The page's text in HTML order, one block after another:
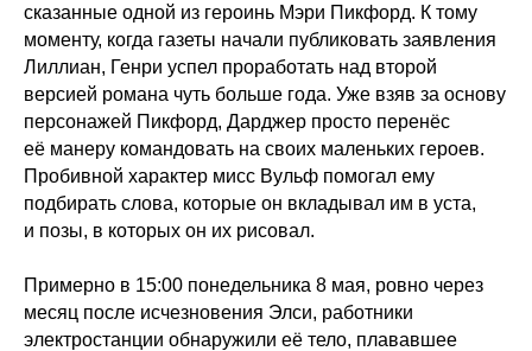
сказанные одной из героинь Мэри Пикфорд. К тому
моменту, когда газеты начали публиковать заявления
Лиллиан, Генри успел проработать над второй
версией романа чуть больше года. Уже взяв за основу
персонажей Пикфорд, Дарджер просто перенёс
её манеру командовать на своих маленьких героев.
Пробивной характер мисс Вульф помогал ему
подбирать слова, которые он вкладывал им в уста,
и позы, в которых он их рисовал.
Примерно в 15:00 понедельника 8 мая, ровно через
месяц после исчезновения Элси, работники
электростанции обнаружили её тело, плававшее